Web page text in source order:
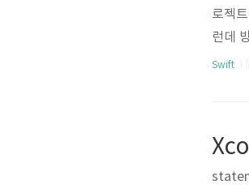
로젝
런데
2. 현
바꾸
Swift